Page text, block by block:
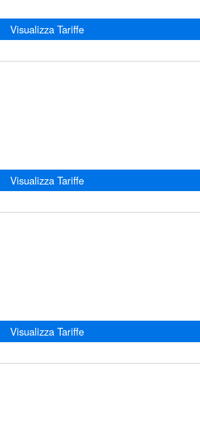
Visualizza Tariffe
Visualizza Tariffe
Visualizza Tariffe